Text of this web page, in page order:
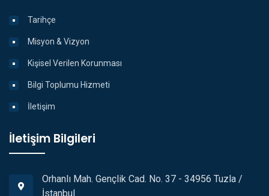
Tarihçe
Misyon & Vizyon
Kişisel Verilen Korunması
Bilgi Toplumu Hizmeti
İletişim
İletişim Bilgileri
Orhanlı Mah. Gençlik Cad. No. 37 - 34956 Tuzla /
İstanbul